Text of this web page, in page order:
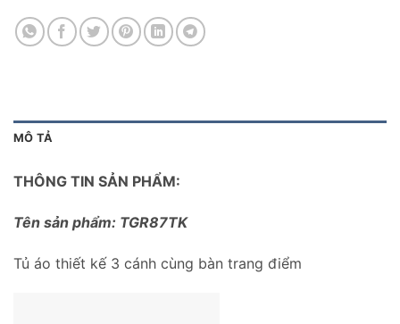
MÔ TẢ
THÔNG TIN SẢN PHẨM:
Tên sản phẩm: TGR87TK
Tủ áo thiết kế 3 cánh cùng bàn trang điểm